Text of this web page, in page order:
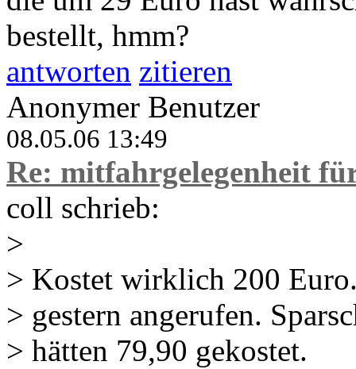
bestellt, hmm?
antworten zitieren
Anonymer Benutzer
08.05.06 13:49
Re: mitfahrgelegenheit
coll schrieb:
>
> Kostet wirklich 200
> gestern angerufen.
> hätten 79,90 gekostet.